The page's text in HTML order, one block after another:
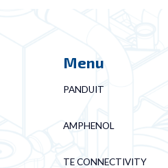
Menu
PANDUIT
AMPHENOL
TE CONNECTIVITY